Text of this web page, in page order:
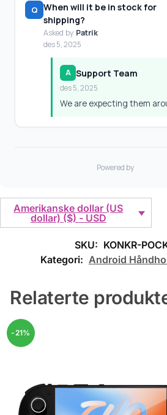
Amerikanske dollar (US
dollar) ($) - USD
SKU: KONKR-
Kategori: Android
Relaterte
-21%